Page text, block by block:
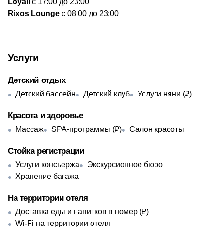
Loyali c 17:00 до 23:00
Rixos Lounge с 08:00 до 23:00
Услуги
Детский отдых
Детский бассейн Детский клуб Услуги няни (₽)
Красота и здоровье
Массаж SPA-программы (₽) Салон красоты
Стойка регистрации
Услуги консьержа
Экскурсионное бюро
Хранение багажа
На территории отеля
Доставка еды и напитков в номер (₽)
Wi-Fi на территории отеля